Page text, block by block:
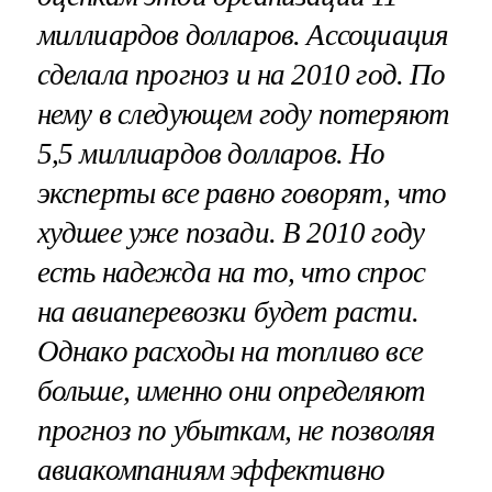
миллиардов долларов. Ассоциация
сделала прогноз и на 2010 год. По
нему в следующем году потеряют
5,5 миллиардов долларов. Но
эксперты все равно говорят, что
худшее уже позади. В 2010 году
есть надежда на то, что спрос
на авиаперевозки будет расти.
Однако расходы на топливо все
больше, именно они определяют
прогноз по убыткам, не позволяя
авиакомпаниям эффективно